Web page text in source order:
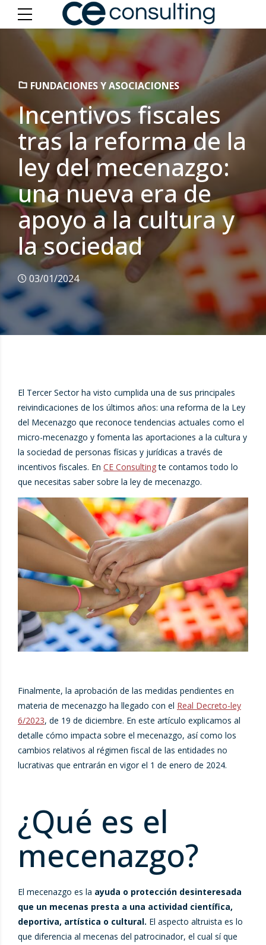
FUNDACIONES Y ASOCIACIONES
Incentivos fiscales
tras la reforma de la
ley del mecenazgo:
una nueva era de
apoyo a la cultura y
la sociedad
03/01/2024
El Tercer Sector ha visto cumplida una de sus principales
reivindicaciones de los últimos años: una reforma de la Ley
del Mecenazgo que reconoce tendencias actuales como el
micro-mecenazgo y fomenta las aportaciones a la cultura y
la sociedad de personas físicas y jurídicas a través de
incentivos fiscales. En CE Consultingte contamos todo lo
que necesitas saber sobre la ley de mecenazgo.
Finalmente, la aprobación de las medidas pendientes en
materia de mecenazgo ha llegado con el Real Decreto-ley
6/2023, de 19 de diciembre. En este artículo explicamos al
detalle cómo impacta sobre el mecenazgo, así como los
cambios relativos al régimen fiscal de las entidades no
lucrativas que entrarán en vigor el 1 de enero de 2024.
¿Qué es el
mecenazgo?
El mecenazgo es la ayuda o protección desinteresada
que un mecenas presta a una actividad científica,
deportiva, artística o cultural. El aspecto altruista es lo
que diferencia al mecenas del patrocinador, el cual sí que